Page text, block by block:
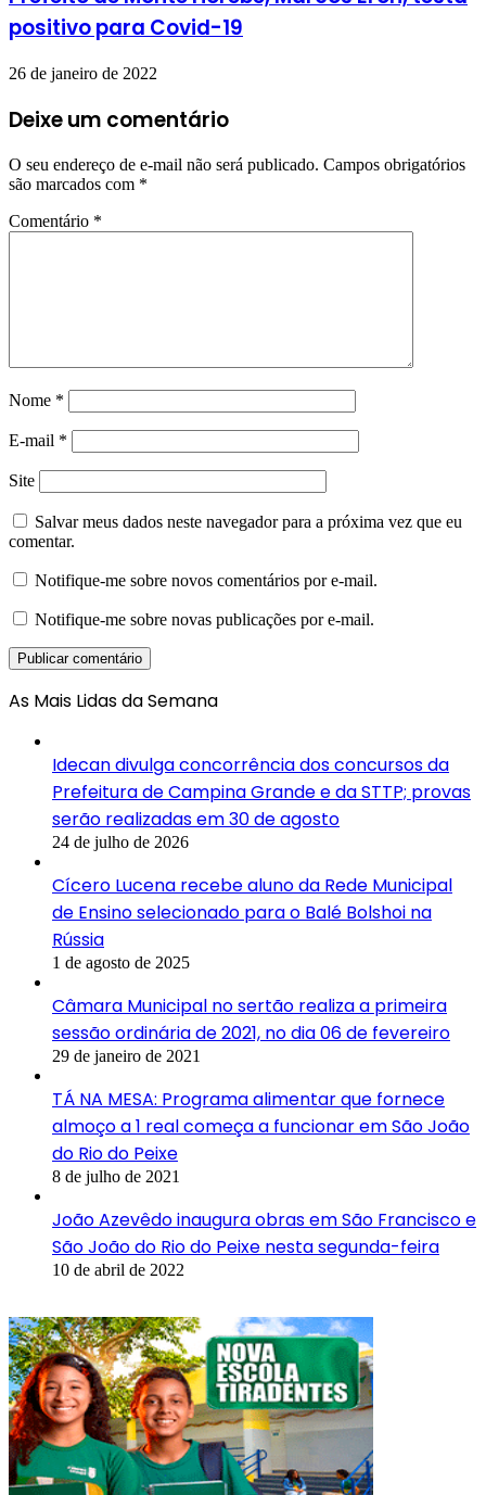
positivo para Covid-19
26 de janeiro de 2022
Deixe um comentário
O seu endereço de e-mail não será publicado. Campos obrigatórios
são marcados com *
Comentário *
Nome *
E-mail *
Site
Salvar meus dados neste navegador para a próxima vez que eu
comentar.
Notifique-me sobre novos comentários por e-mail.
Notifique-me sobre novas publicações por e-mail.
As Mais Lidas da Semana
Idecan divulga concorrência dos concursos da
Prefeitura de Campina Grande e da STTP; provas
serão realizadas em 30 de agosto
24 de julho de 2026
Cícero Lucena recebe aluno da Rede Municipal
de Ensino selecionado para o Balé Bolshoi na
Rússia
1 de agosto de 2025
Câmara Municipal no sertão realiza a primeira
sessão ordinária de 2021, no dia 06 de fevereiro
29 de janeiro de 2021
TÁ NA MESA: Programa alimentar que fornece
almoço a 1 real começa a funcionar em São João
do Rio do Peixe
8 de julho de 2021
João Azevêdo inaugura obras em São Francisco e
São João do Rio do Peixe nesta segunda-feira
10 de abril de 2022